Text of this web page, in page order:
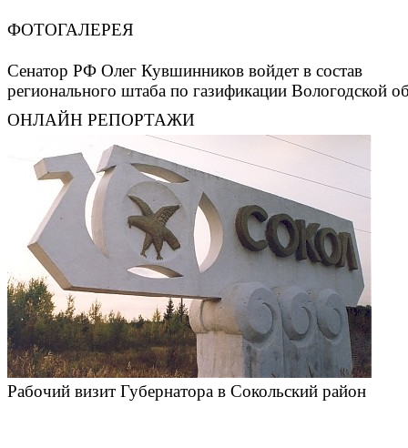
ФОТОГАЛЕРЕЯ
Сенатор РФ Олег Кувшинников войдет в состав
регионального штаба по газификации Вологодской
ОНЛАЙН РЕПОРТАЖИ
Рабочий визит Губернатора в Сокольский район